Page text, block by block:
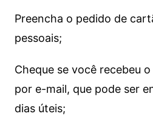
Preencha o pedido de
pessoais;
Cheque se você recebeu
por e-mail, que pode ser
dias úteis;